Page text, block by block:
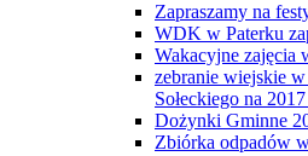
Zapraszamy na
WDK w Paterku
Wakacyjne zajęcia
zebranie wiejskie
Sołeckiego na
Dożynki Gminne
Zbiórka odpadów